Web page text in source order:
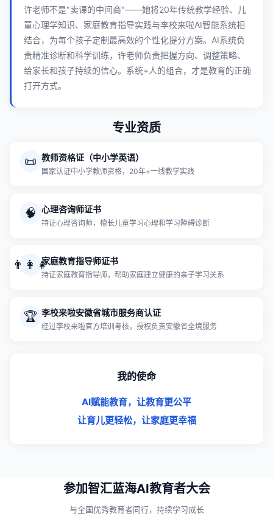
许老师不是"卖课的中间商"——她将20年传统教学经验、儿
童心理学知识、家庭教育指导实践与李校来啦AI智能系统相
结合，为每个孩子定制最高效的个性化提分方案。AI系统负
责精准诊断和科学训练，许老师负责把握方向、调整策略、
给家长和孩子持续的信心。系统+人的组合，才是教育的正确
打开方式。
专业资质
📜 教师资格证（中小学英语）
国家认证中小学教师资格，20年+一线教学实践
🧠 心理咨询师证书
持证心理咨询师，擅长儿童学习心理和学习障碍诊断
👨‍👩‍👧家庭教育指导师证书
持证家庭教育指导师，帮助家庭建立健康的亲子学习关系
🏆 李校来啦安徽省城市服务商认证
经过李校来啦官方培训考核，授权负责安徽省全境服务
我的使命
AI赋能教育，让教育更公平
让育儿更轻松，让家庭更幸福
参加智汇蓝海AI教育者大会
与全国优秀教育者同行，持续学习成长